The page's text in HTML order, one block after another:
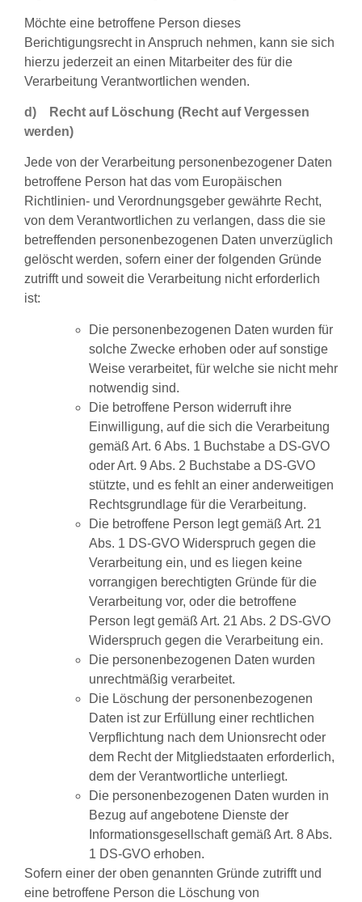
Möchte eine betroffene Person dieses
Berichtigungsrecht in Anspruch nehmen, kann sie sich
hierzu jederzeit an einen Mitarbeiter des für die
Verarbeitung Verantwortlichen wenden.
d) Recht auf Löschung (Recht auf Vergessen
werden)
Jede von der Verarbeitung personenbezogener Daten
betroffene Person hat das vom Europäischen
Richtlinien- und Verordnungsgeber gewährte Recht,
von dem Verantwortlichen zu verlangen, dass die sie
betreffenden personenbezogenen Daten unverzüglich
gelöscht werden, sofern einer der folgenden Gründe
zutrifft und soweit die Verarbeitung nicht erforderlich
ist:
Die personenbezogenen Daten wurden für
solche Zwecke erhoben oder auf sonstige
Weise verarbeitet, für welche sie nicht mehr
notwendig sind.
Die betroffene Person widerruft ihre
Einwilligung, auf die sich die Verarbeitung
gemäß Art. 6 Abs. 1 Buchstabe a DS-GVO
oder Art. 9 Abs. 2 Buchstabe a DS-GVO
stützte, und es fehlt an einer anderweitigen
Rechtsgrundlage für die Verarbeitung.
Die betroffene Person legt gemäß Art. 21
Abs. 1 DS-GVO Widerspruch gegen die
Verarbeitung ein, und es liegen keine
vorrangigen berechtigten Gründe für die
Verarbeitung vor, oder die betroffene
Person legt gemäß Art. 21 Abs. 2 DS-GVO
Widerspruch gegen die Verarbeitung ein.
Die personenbezogenen Daten wurden
unrechtmäßig verarbeitet.
Die Löschung der personenbezogenen
Daten ist zur Erfüllung einer rechtlichen
Verpflichtung nach dem Unionsrecht oder
dem Recht der Mitgliedstaaten erforderlich,
dem der Verantwortliche unterliegt.
Die personenbezogenen Daten wurden in
Bezug auf angebotene Dienste der
Informationsgesellschaft gemäß Art. 8 Abs.
1 DS-GVO erhoben.
Sofern einer der oben genannten Gründe zutrifft und
eine betroffene Person die Löschung von